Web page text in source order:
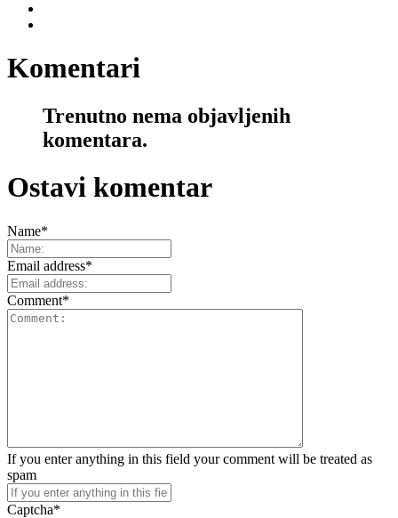
Komentari
Trenutno nema objavljenih
komentara.
Ostavi komentar
Name*
Email address*
Comment*
If you enter anything in this field your comment will be treated as
spam
Captcha*